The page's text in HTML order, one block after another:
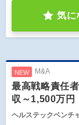
気に
NEW M&A
最高戦略責任
収～1,500万円
ヘルステックベンチ